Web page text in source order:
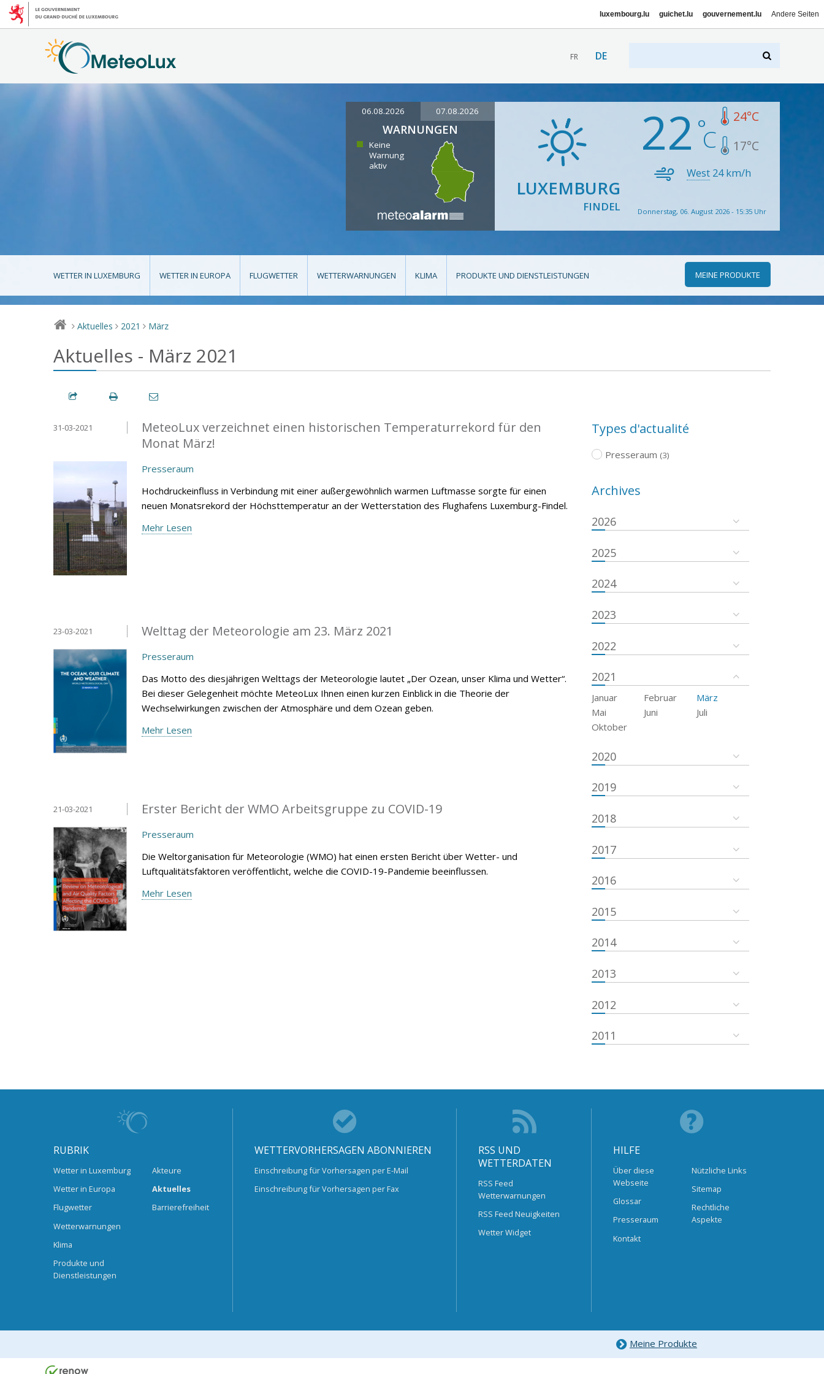
luxembourg.lu guichet.lu gouvernement.lu Andere Seiten
FR DE
06.08.2026 07.08.2026
WARNUNGEN
Keine
Warnung
aktiv
LUXEMBURG
FINDEL
22 24°C
17°C
West 24km/h
Donnerstag, 06. August 2026 - 15:35 Uhr
WETTER IN LUXEMBURG WETTER IN EUROPA FLUGWETTER WETTERWARNUNGEN KLIMA PRODUKTE UND DIENSTLEISTUNGEN MEINE PRODUKTE
> Aktuelles > 2021 > März
Aktuelles - März 2021
MeteoLux verzeichnet einen historischen Temperaturrekord für den
Monat März!
31-03-2021
Presseraum
Hochdruckeinfluss in Verbindung mit einer außergewöhnlich warmen Luftmasse sorgte für einen
neuen Monatsrekord der Höchsttemperatur an der Wetterstation des Flughafens Luxemburg-Findel.
Mehr Lesen
Welttag der Meteorologie am 23. März 2021
23-03-2021
Presseraum
Das Motto des diesjährigen Welttags der Meteorologie lautet „Der Ozean, unser Klima und Wetter“.
Bei dieser Gelegenheit möchte MeteoLux Ihnen einen kurzen Einblick in die Theorie der
Wechselwirkungen zwischen der Atmosphäre und dem Ozean geben.
Mehr Lesen
Erster Bericht der WMO Arbeitsgruppe zu COVID-19
21-03-2021
Presseraum
Die Weltorganisation für Meteorologie (WMO) hat einen ersten Bericht über Wetter- und
Luftqualitätsfaktoren veröffentlicht, welche die COVID-19-Pandemie beeinflussen.
Mehr Lesen
Types d'actualité
Presseraum (3)
Archives
2026
2025
2024
2023
2022
2021
Januar Februar
März
Mai
Juni
Juli
Oktober
2020
2019
2018
2017
2016
2015
2014
2013
2012
2011
RUBRIK
Wetter in Luxemburg
Wetter in Europa
Flugwetter
Wetterwarnungen
Klima
Produkte und
Dienstleistungen
Akteure
Aktuelles
Barrierefreiheit
WETTERVORHERSAGEN ABONNIEREN
Einschreibung für Vorhersagen per E-Mail
Einschreibung für Vorhersagen per Fax
RSS UND
WETTERDATEN
RSS Feed
Wetterwarnungen
RSS Feed Neuigkeiten
Wetter Widget
HILFE
Über diese
Webseite
Glossar
Presseraum
Kontakt
Nützliche Links
Sitemap
Rechtliche
Aspekte
Meine Produkte